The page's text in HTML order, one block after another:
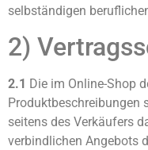
selbständigen
2)
2.1 Die im Online-Shop
Produktbeschreibungen
seitens des Verkäufers
verbindlichen Angebots